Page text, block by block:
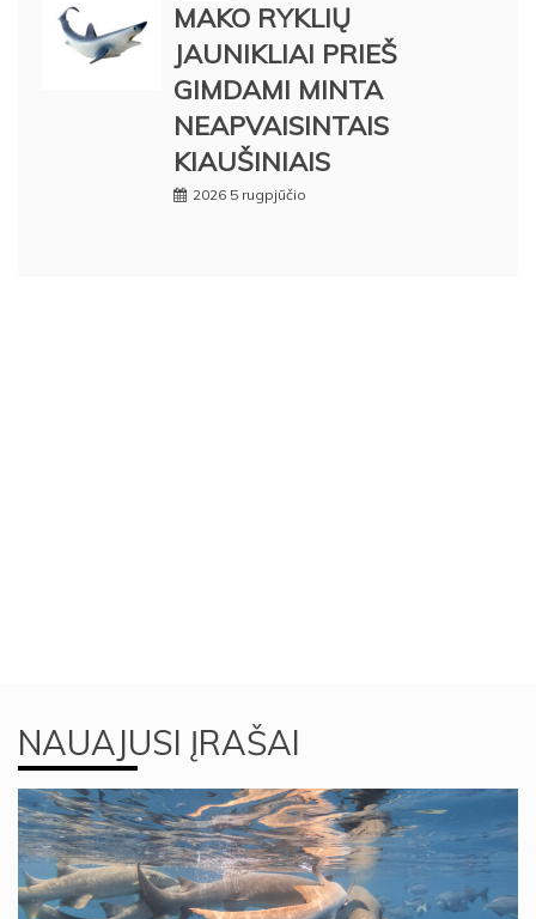
MAKO RYKLIŲ
JAUNIKLIAI PRIEŠ
GIMDAMI MINTA
NEAPVAISINTAIS
KIAUŠINIAIS
2026 5 rugpjūčio
NAUAJUSI ĮRAŠAI